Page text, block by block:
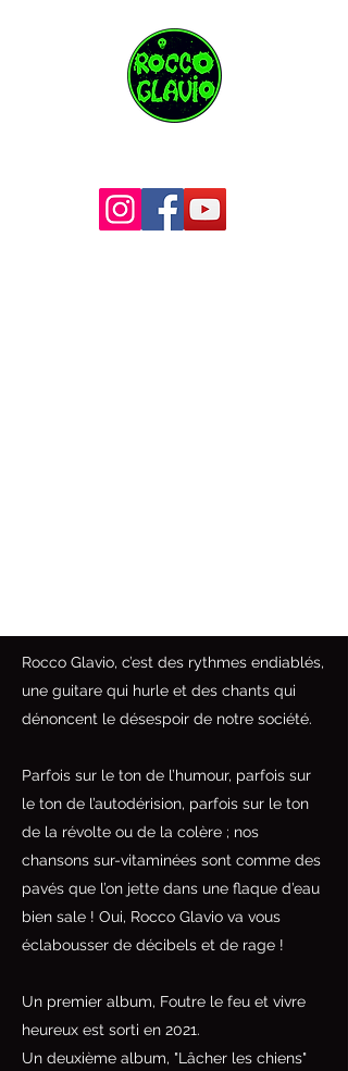
Rocco Glavio, c’est des rythmes endiablés,
une guitare qui hurle et des chants qui
dénoncent le désespoir de notre société.
Parfois sur le ton de l’humour, parfois sur
le ton de l’autodérision, parfois sur le ton
de la révolte ou de la colère ; nos
chansons sur-vitaminées sont comme des
pavés que l’on jette dans une flaque d’eau
bien sale ! Oui, Rocco Glavio va vous
éclabousser de décibels et de rage !
Un premier album, Foutre le feu et vivre
heureux est sorti en 2021.
Un deuxième album, "Lâcher les chiens"